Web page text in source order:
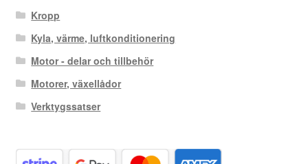
Kropp
Kyla, värme, luftkonditionering
Motor - delar och tillbehör
Motorer, växellådor
Verktygssatser